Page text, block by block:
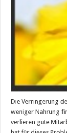
Die Verringerung
weniger Nahrung
verlieren gute